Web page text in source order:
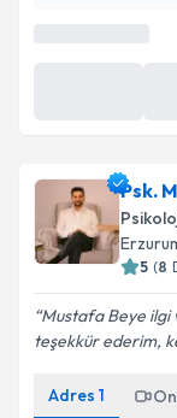
Psk.
5 (8
Mustafa Beye ilgi
teşekkür ederim,
Adres 1